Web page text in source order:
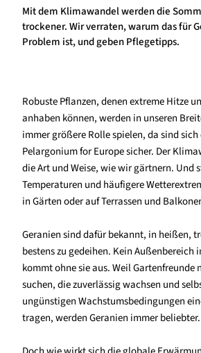
Mit dem Klimawandel werden die
trockener. Wir verraten, warum das für
Problem ist, und geben Pflegetipps.
Robuste Pflanzen, denen extreme Hitze
anhaben können, werden in unseren
immer größere Rolle spielen, da sind
Pelargonium for Europe sicher. Der
die Art und Weise, wie wir gärtnern. Und
Temperaturen und häufigere
in Gärten oder auf Terrassen und
Geranien sind dafür bekannt, in heißen,
bestens zu gedeihen. Kein
kommt ohne sie aus. Weil Gartenfreunde
suchen, die zuverlässig wachsen und
ungünstigen Wachstumsbedingungen
tragen, werden Geranien immer beliebter.